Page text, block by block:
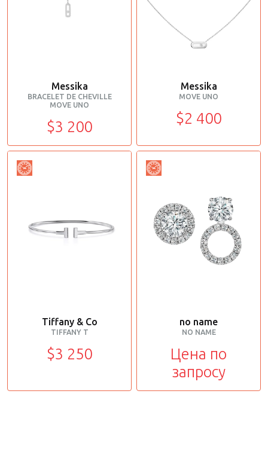
Messika
BRACELET DE CHEVILLE
MOVE UNO
$3 200
Messika
MOVE UNO
$2 400
Tiffany & Co
TIFFANY T
$3 250
no name
NO NAME
Цена по
запросу